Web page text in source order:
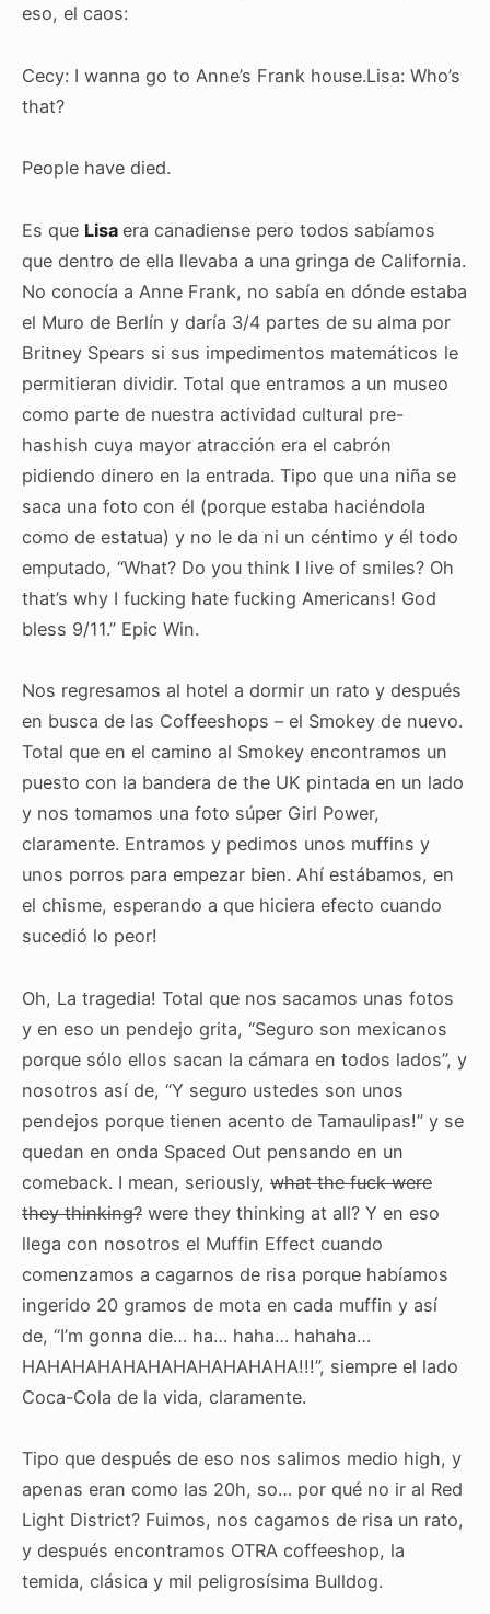
eso, el caos:
Cecy: I wanna go to Anne’s Frank house.Lisa: Who’s
that?
People have died.
Es que Lisa era canadiense pero todos sabíamos
que dentro de ella llevaba a una gringa de California.
No conocía a Anne Frank, no sabía en dónde estaba
el Muro de Berlín y daría 3/4 partes de su alma por
Britney Spears si sus impedimentos matemáticos le
permitieran dividir. Total que entramos a un museo
como parte de nuestra actividad cultural pre-
hashish cuya mayor atracción era el cabrón
pidiendo dinero en la entrada. Tipo que una niña se
saca una foto con él (porque estaba haciéndola
como de estatua) y no le da ni un céntimo y él todo
emputado, “What? Do you think I live of smiles? Oh
that’s why I fucking hate fucking Americans! God
bless 9/11.” Epic Win.
Nos regresamos al hotel a dormir un rato y después
en busca de las Coffeeshops – el Smokey de nuevo.
Total que en el camino al Smokey encontramos un
puesto con la bandera de the UK pintada en un lado
y nos tomamos una foto súper Girl Power,
claramente. Entramos y pedimos unos muffins y
unos porros para empezar bien. Ahí estábamos, en
el chisme, esperando a que hiciera efecto cuando
sucedió lo peor!
Oh, La tragedia! Total que nos sacamos unas fotos
y en eso un pendejo grita, “Seguro son mexicanos
porque sólo ellos sacan la cámara en todos lados”, y
nosotros así de, “Y seguro ustedes son unos
pendejos porque tienen acento de Tamaulipas!” y se
quedan en onda Spaced Out pensando en un
comeback. I mean, seriously, what the fuck were
they thinking? were they thinking at all? Y en eso
llega con nosotros el Muffin Effect cuando
comenzamos a cagarnos de risa porque habíamos
ingerido 20 gramos de mota en cada muffin y así
de, “I’m gonna die… ha… haha… hahaha…
HAHAHAHAHAHAHAHAHAHAHA!!!”, siempre el lado
Coca-Cola de la vida, claramente.
Tipo que después de eso nos salimos medio high, y
apenas eran como las 20h, so… por qué no ir al Red
Light District? Fuimos, nos cagamos de risa un rato,
y después encontramos OTRA coffeeshop, la
temida, clásica y mil peligrosísima Bulldog.